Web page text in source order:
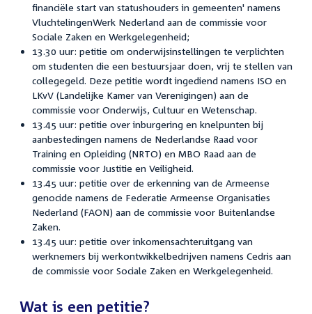
financiële start van statushouders in gemeenten' namens
VluchtelingenWerk Nederland aan de commissie voor
Sociale Zaken en Werkgelegenheid;
13.30 uur: petitie om onderwijsinstellingen te verplichten
om studenten die een bestuursjaar doen, vrij te stellen van
collegegeld. Deze petitie wordt ingediend namens ISO en
LKvV (Landelijke Kamer van Verenigingen) aan de
commissie voor Onderwijs, Cultuur en Wetenschap.
13.45 uur: petitie over inburgering en knelpunten bij
aanbestedingen namens de Nederlandse Raad voor
Training en Opleiding (NRTO) en MBO Raad aan de
commissie voor Justitie en Veiligheid.
13.45 uur: petitie over de erkenning van de Armeense
genocide namens de Federatie Armeense Organisaties
Nederland (FAON) aan de commissie voor Buitenlandse
Zaken.
13.45 uur: petitie over inkomensachteruitgang van
werknemers bij werkontwikkelbedrijven namens Cedris aan
de commissie voor Sociale Zaken en Werkgelegenheid.
Wat is een petitie?